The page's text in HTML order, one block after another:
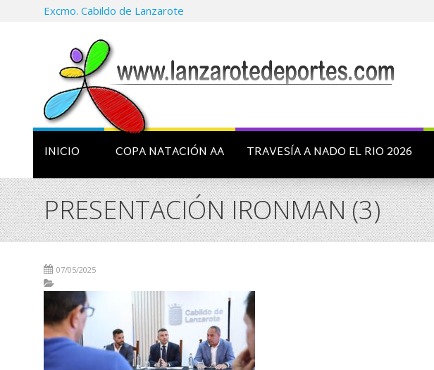
Excmo. Cabildo de Lanzarote
INICIO COPA NATACIÓN AA TRAVESÍA A NADO EL RIO 2026
PRESENTACIÓN IRONMAN (3)
07/05/2025